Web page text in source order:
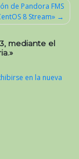
de Pandora FMS
8 Stream»
mediante el
»
en la nueva